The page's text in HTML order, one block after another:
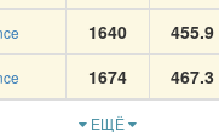
1640 455.9
1674 467.3
ЕЩЁ